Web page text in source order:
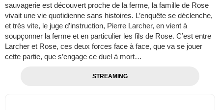
sauvagerie est découvert proche de la ferme, la famille de Rose
vivait une vie quotidienne sans histoires. L’enquête se déclenche,
et très vite, le juge d’instruction, Pierre Larcher, en vient à
soupçonner la ferme et en particulier les fils de Rose. C’est entre
Larcher et Rose, ces deux forces face à face, que va se jouer
cette partie, que s’engage ce duel à mort…
STREAMING